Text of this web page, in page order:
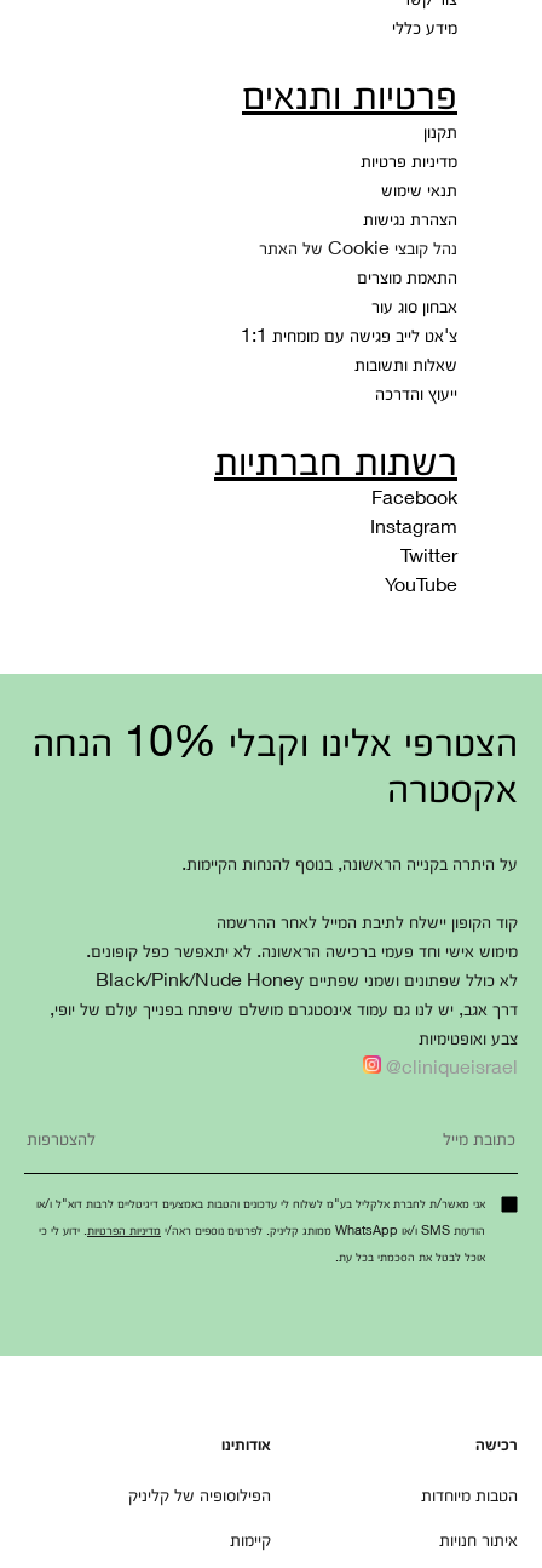
מידע כללי
פרטיות ותנאים
תקנון
מדיניות פרטיות
תנאי שימוש
הצהרת נגישות
נהל קובצי Cookie של האתר
התאמת מוצרים
אבחון סוג עור
צ'אט לייב פגישה עם מומחית 1:1
שאלות ותשובות
ייעוץ והדרכה
רשתות חברתיות
Facebook
Instagram
Twitter
YouTube
הצטרפי אלינו וקבלי 10% הנחה
אקסטרה
על היתרה בקנייה הראשונה, בנוסף להנחות הקיימות.
קוד הקופון יישלח לתיבת המייל לאחר ההרשמה
מימוש אישי וחד פעמי ברכישה הראשונה. לא יתאפשר כפל קופונים.
לא כולל שפתונים ושמני שפתיים Black/Pink/Nude Honey
דרך אגב, יש לנו גם עמוד אינסטגרם מושלם שיפתח בפנייך עולם של יופי,
צבע ואופטימיות
cliniqueisrael@
אני מאשר/ת לחברת אלקליל בע"מ לשלוח לי עדכונים והטבות באמצעים דיגיטליים לרבות דוא"ל ו/או
הודעות SMS ו/או WhatsApp ממותג קליניק. לפרטים נוספים ראה/י
מדיניות הפרטיות . ידוע לי כי
אוכל לבטל את הסכמתי בכל עת.
רכישה
הטבות מיוחדות
איתור חנויות
אודותינו
הפילוסופיה של קליניק
קיימות